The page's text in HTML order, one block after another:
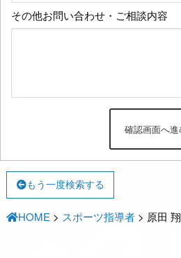
その他お問い合わせ・ご相談内容
もう一度検索する
HOME > スポーツ指導者 > 原田 翔